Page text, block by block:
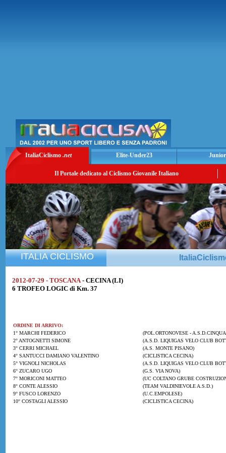
ItaliaCiclismo .net Elite-Under23
Il Portale dedicato al Ciclismo Giovanile Italiano
ITALIA CICLISMO
2012-07-29 - TOSCANA - CECINA (LI)
6 TROFEO LOGIC di Km. 37
ORDINE DI ARRIVO:
1° MARCHI FEDERICO
(POL.ORTONOVESE -
2° ANTOGNETTI SIMONE
(A.S.D. LIQUIGAS VELO CLUB
3° CERRI MICHAEL
(A.S. MONTE PISANO)
4° SANTUCCI DAMIANO VALENTINO
(CICLISTICA CECINA)
5° VIGNOLI NICHOLAS
(A.S.D. LIQUIGAS VELO CLUB
6° ZUCARO UGO
(G.S. VIA NOVA)
7° MORICONI MATTEO
(UC COLTANO GRUBE
8° CONTE ALESSIO
(TEAM VALDINIEVOLE A.S.D.)
9° FUSCO LORENZO
(U.C.EMPOLESE)
10° COSTAGLI ALESSIO
(CICLISTICA CECINA)